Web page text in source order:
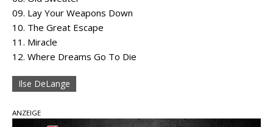
09. Lay Your Weapons Down
10. The Great Escape
11. Miracle
12. Where Dreams Go To Die
Ilse DeLange
ANZEIGE